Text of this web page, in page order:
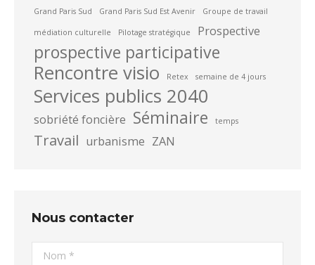
Grand Paris Sud Grand Paris Sud Est Avenir Groupe de travail
médiation culturelle Pilotage stratégique Prospective
prospective participative
Rencontre visio Retex semaine de 4 jours
Services publics 2040
sobriété foncière Séminaire temps
Travail urbanisme ZAN
Nous contacter
Nom *